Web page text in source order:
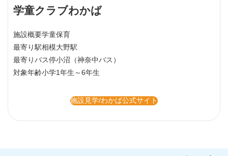
学童クラブわかば
施設概要学童保育
最寄り駅相模大野駅
小学1年生～6年生